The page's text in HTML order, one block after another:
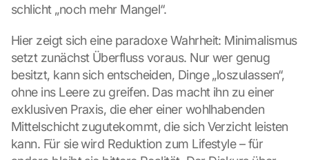
schlicht „noch mehr Mangel“.
Hier zeigt sich eine paradoxe Wahrheit: Minimalismus
setzt zunächst Überfluss voraus. Nur wer genug
besitzt, kann sich entscheiden, Dinge „loszulassen“,
ohne ins Leere zu greifen. Das macht ihn zu einer
exklusiven Praxis, die eher einer wohlhabenden
Mittelschicht zugutekommt, die sich Verzicht leisten
kann. Für sie wird Reduktion zum Lifestyle – für